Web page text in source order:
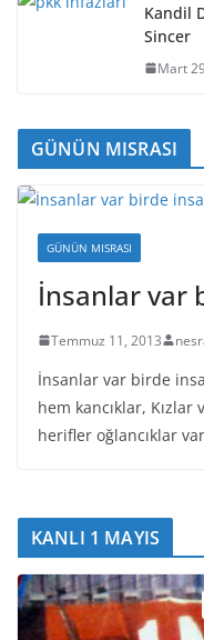
Kandil
Sincer
Mart
GÜNÜN MISRASI
GÜNÜN MISRASI
İnsanlar var
Temmuz 11, 2013
İnsanlar var birde
hem kancıklar,
herifler oğlancıklar
KANLI 1 MAYIS